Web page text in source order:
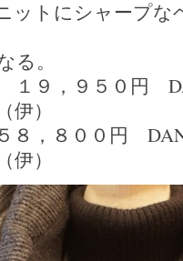
ットにシャープな
る。
１９，９５０円
伊）
８，８００円
伊）